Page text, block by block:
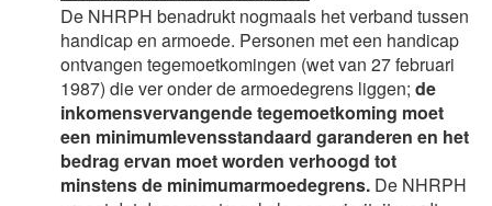
De NHRPH benadrukt nogmaals het verband tussen
handicap en armoede. Personen met een handicap
ontvangen tegemoetkomingen (wet van 27 februari
1987) die ver onder de armoedegrens liggen; de
inkomensvervangende tegemoetkoming moet
een minimumlevensstandaard garanderen en het
bedrag ervan moet worden verhoogd tot
minstens de minimumarmoedegrens. De NHRPH